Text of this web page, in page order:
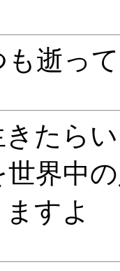
逝っ
たら
界中
すよ